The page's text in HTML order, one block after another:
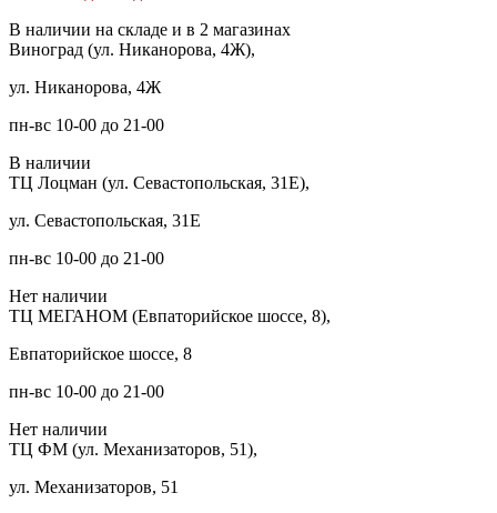
В наличии на складе и в 2 магазинах
Виноград (ул. Никанорова, 4Ж),
ул. Никанорова, 4Ж
пн-вс 10-00 до 21-00
В наличии
ТЦ Лоцман (ул. Севастопольская, 31Е),
ул. Севастопольская, 31Е
пн-вс 10-00 до 21-00
Нет наличии
ТЦ МЕГАНОМ (Евпаторийское шоссе, 8),
Евпаторийское шоссе, 8
пн-вс 10-00 до 21-00
Нет наличии
ТЦ ФМ (ул. Механизаторов, 51),
ул. Механизаторов, 51